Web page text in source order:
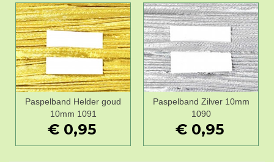
Paspelband Helder goud
10mm 1091
€ 0,95
Paspelband Zilver 10mm
1090
€ 0,95